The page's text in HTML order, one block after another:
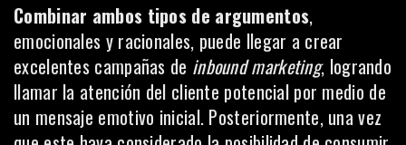
Combinar ambos tipos de argumentos,
emocionales y racionales, puede llegar a crear
excelentes campañas de inbound marketing, logrando
llamar la atención del cliente potencial por medio de
un mensaje emotivo inicial. Posteriormente, una vez